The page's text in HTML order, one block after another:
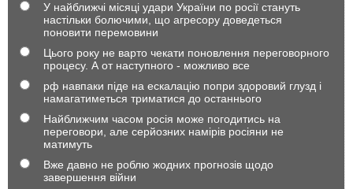
У найближчі місяці удари України по росії стануть
настільки болючими, що агресору доведеться
поновити перемовини
Цього року не варто чекати поновлення переговорного
процесу. А от наступного - можливо все
рф навпаки піде на ескалацію попри здоровий глузд і
намагатиметься триматися до останнього
Найближчим часом росія може погодитись на
переговори, але серйозних намірів росіяни не
матимуть
Вже давно не роблю жодних прогнозів щодо
завершення війни